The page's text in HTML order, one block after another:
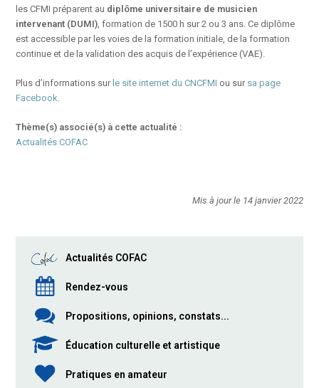
les CFMI préparent au diplôme universitaire de musicien
intervenant (DUMI), formation de 1500 h sur 2 ou 3 ans. Ce diplôme
est accessible par les voies de la formation initiale, de la formation
continue et de la validation des acquis de l’expérience (VAE).
Plus d’informations sur le site internet du CNCFMI ou sur sa page
Facebook.
Thème(s) associé(s) à cette actualité :
Actualités COFAC
Mis à jour le 14 janvier 2022
Actualités COFAC
Rendez-vous
Propositions, opinions, constats...
Éducation culturelle et artistique
Pratiques en amateur